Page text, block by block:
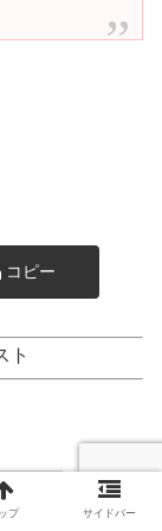
コピー
ト
プ サイドバー